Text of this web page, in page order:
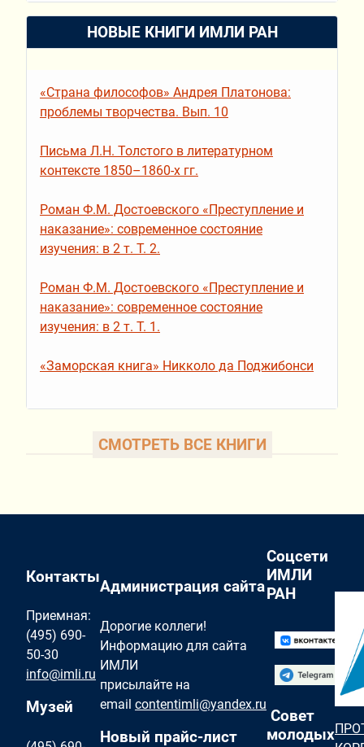
НОВЫЕ КНИГИ ИМЛИ РАН
«Страна философов» Андрея Платонова:
проблемы творчества. Вып. 10
Письма Л.Н. Толстого в литературном
контексте 1850–1860-х гг.
Роман Ф.М. Достоевского «Преступление и
наказание»: современное состояние
изучения: в 2 т. Т. 2.
Роман Ф.М. Достоевского «Преступление и
наказание»: современное состояние
изучения: в 2 т. Т. 1.
«Заморская книга» Никколо да Поджибонси
СМОТРЕТЬ ВСЕ КНИГИ
Контакты
Приемная:
(495) 690-
50-30
info@imli.ru
Музей
Администрация сайта
Дорогие коллеги!
Информацию для сайта
ИМЛИ
присылайте на
email contentimli@yandex.ru
Новый прайс-лист
Соцсети
ИМЛИ
РАН
Совет
молодых